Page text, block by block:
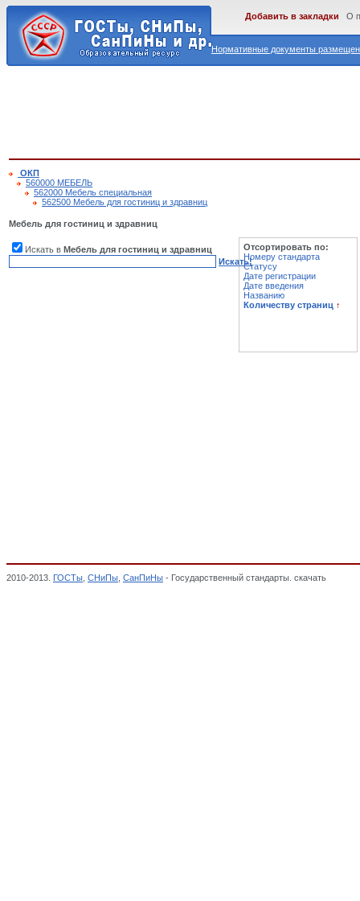
Нормативные документы
Добавить в закладки О
ОКП
560000 МЕБЕЛЬ
562000 Мебель специальная
562500 Мебель для гостиниц и здравниц
Мебель для гостиниц и здравниц
Искать в Мебель для гостиниц и здравниц
Искать!
Отсортировать по:
Номеру стандарта
Статусу
Дате регистрации
Дате введения
Названию
Количеству страниц ↑
2010-2013. ГОСТы СНиПы СанПиНы - Государственный стандарты. скачать